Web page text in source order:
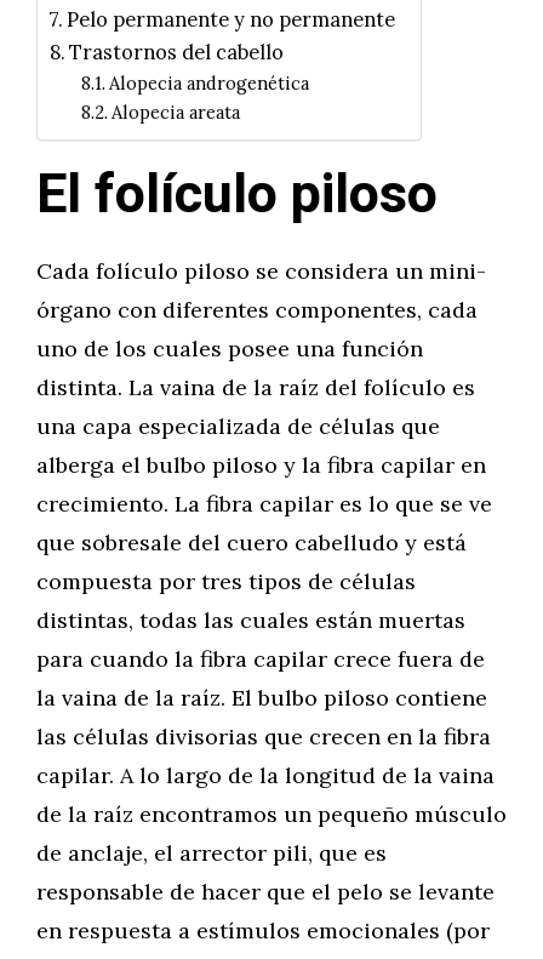
Pelo permanente y no permanente
Trastornos del cabello
Alopecia androgenética
Alopecia areata
El folículo piloso
Cada folículo piloso se considera un mini-
órgano con diferentes componentes, cada
uno de los cuales posee una función
distinta. La vaina de la raíz del folículo es
una capa especializada de células que
alberga el bulbo piloso y la fibra capilar en
crecimiento. La fibra capilar es lo que se ve
que sobresale del cuero cabelludo y está
compuesta por tres tipos de células
distintas, todas las cuales están muertas
para cuando la fibra capilar crece fuera de
la vaina de la raíz. El bulbo piloso contiene
las células divisorias que crecen en la fibra
capilar. A lo largo de la longitud de la vaina
de la raíz encontramos un pequeño músculo
de anclaje, el arrector pili, que es
responsable de hacer que el pelo se levante
en respuesta a estímulos emocionales (por